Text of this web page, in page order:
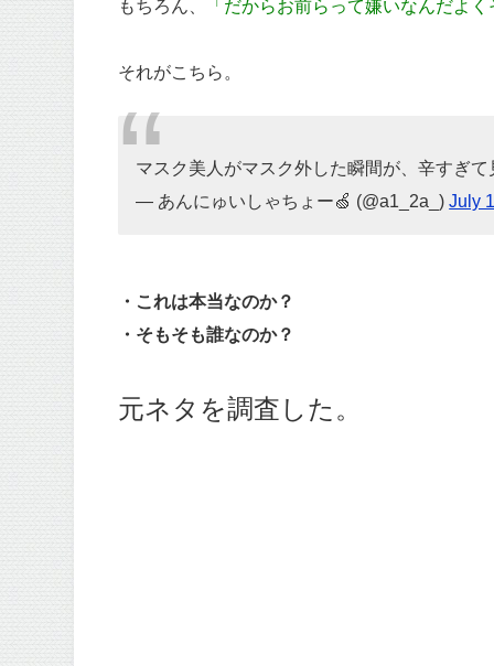
もちろん、 「だからお前らって嫌いなんだよく
それがこちら。
マスク美人がマスク外した瞬間が、辛すぎ
— あんにゅいしゃちょー🍏 (@a1_2a_)July
・これは本当なのか？
・そもそも誰なのか？
元ネタを調査した。